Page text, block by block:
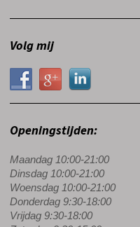
Volg mij
Openingstijden:
Maandag 10:00-21:00
Dinsdag 10:00-21:00
Woensdag 10:00-21:00
Donderdag 9:30-18:00
Vrijdag 9:30-18:00